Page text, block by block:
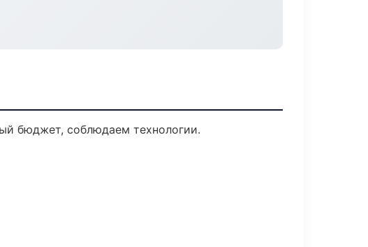
бюджет, соблюдаем технологии.